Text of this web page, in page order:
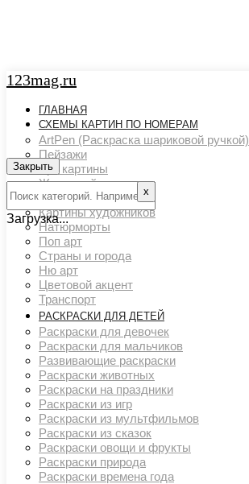
123mag.ru
ГЛАВНАЯ
СХЕМЫ КАРТИН ПО НОМЕРАМ
ArtPen (Раскраска шариковой ручкой)
Пейзажи
Арт картины
Животный мир
Люди
Картины художников
Натюрморты
Поп арт
Страны и города
Ню арт
Цветовой акцент
Транспорт
РАСКРАСКИ ДЛЯ ДЕТЕЙ
Раскраски для девочек
Раскраски для мальчиков
Развивающие раскраски
Раскраски животных
Раскраски на праздники
Раскраски из игр
Раскраски из мультфильмов
Раскраски из сказок
Раскраски овощи и фрукты
Раскраски природа
Раскраски времена года
Закрыть
х
Загрузка...